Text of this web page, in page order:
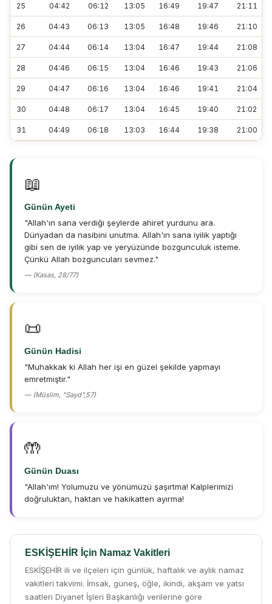
25 04:42 06:12 13:05 16:49 19:47 21:11
26 04:43 06:13 13:05 16:48 19:46 21:10
27 04:44 06:14 13:04 16:47 19:44 21:08
28 04:46 06:15 13:04 16:46 19:43 21:06
29 04:47 06:16 13:04 16:46 19:41 21:04
30 04:48 06:17 13:04 16:45 19:40 21:02
31 04:49 06:18 13:03 16:44 19:38 21:00
📖
Günün Ayeti
"Allah'ın sana verdiği şeylerde ahiret yurdunu ara.
Dünyadan da nasibini unutma. Allah'ın sana iyilik yaptığı
gibi sen de iyilik yap ve yeryüzünde bozgunculuk isteme.
Çünkü Allah bozguncuları sevmez."
— (Kasas, 28/77)
📜
Günün Hadisi
"Muhakkak ki Allah her işi en güzel şekilde yapmayı
emretmiştir."
— (Müslim, "Sayd",57)
🤲
Günün Duası
"Allah'ım! Yolumuzu ve yönümüzü şaşırtma! Kalplerimizi
doğruluktan, haktan ve hakikatten ayırma!
ESKİŞEHİR İçin Namaz Vakitleri
ESKİŞEHİR ili ve ilçeleri için günlük, haftalık ve aylık namaz
vakitleri takvimi. İmsak, güneş, öğle, ikindi, akşam ve yatsı
saatleri Diyanet İşleri Başkanlığı verilerine göre